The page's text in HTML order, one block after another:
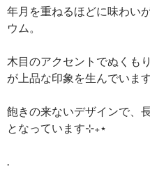
年月を重ねるほどに味わい
ウム。
木目のアクセントでぬくも
が上品な印象を生んでいます
飽きの来ないデザインで、
となっています⊹₊⋆
.